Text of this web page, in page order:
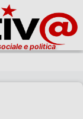
e politica